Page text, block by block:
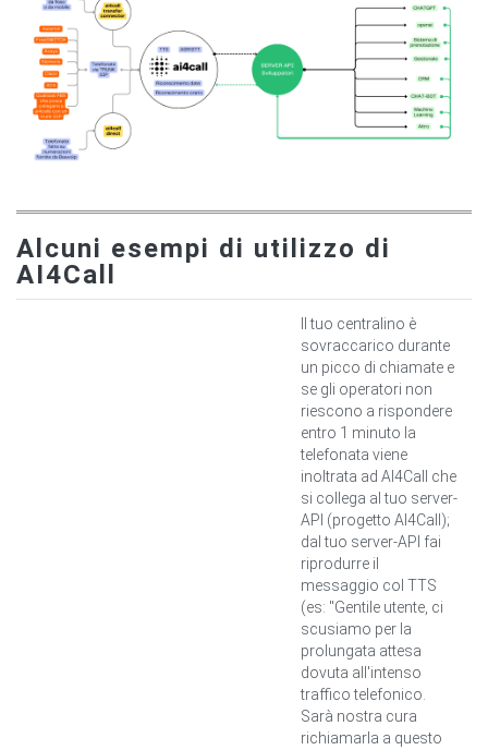
Alcuni esempi di utilizzo di
AI4Call
Il tuo centralino è
sovraccarico durante
un picco di chiamate e
se gli operatori non
riescono a rispondere
entro 1 minuto la
telefonata viene
inoltrata ad AI4Call che
si collega al tuo server-
API (progetto AI4Call);
dal tuo server-API fai
riprodurre il
messaggio col TTS
(es: "Gentile utente, ci
scusiamo per la
prolungata attesa
dovuta all'intenso
traffico telefonico.
Sarà nostra cura
richiamarla a questo